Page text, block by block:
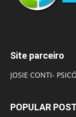
Site parceiro
JOSIE CONTI-
POPULAR